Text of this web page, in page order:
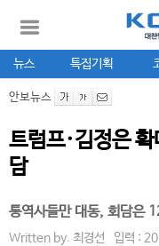
뉴스 특집기획
안보뉴스
트럼프·김정은
담
통역사들만 대동, 회담은
Written by. 최경선 입력 :